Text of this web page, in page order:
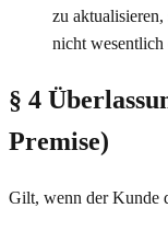
zu
nicht
§ 4
Premise)
Gilt, wenn der Kunde